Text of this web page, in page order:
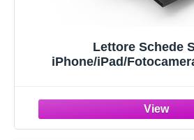
Lettore Schede
iPhone/iPad/
iPhone, SD Card Reader
Schede USB